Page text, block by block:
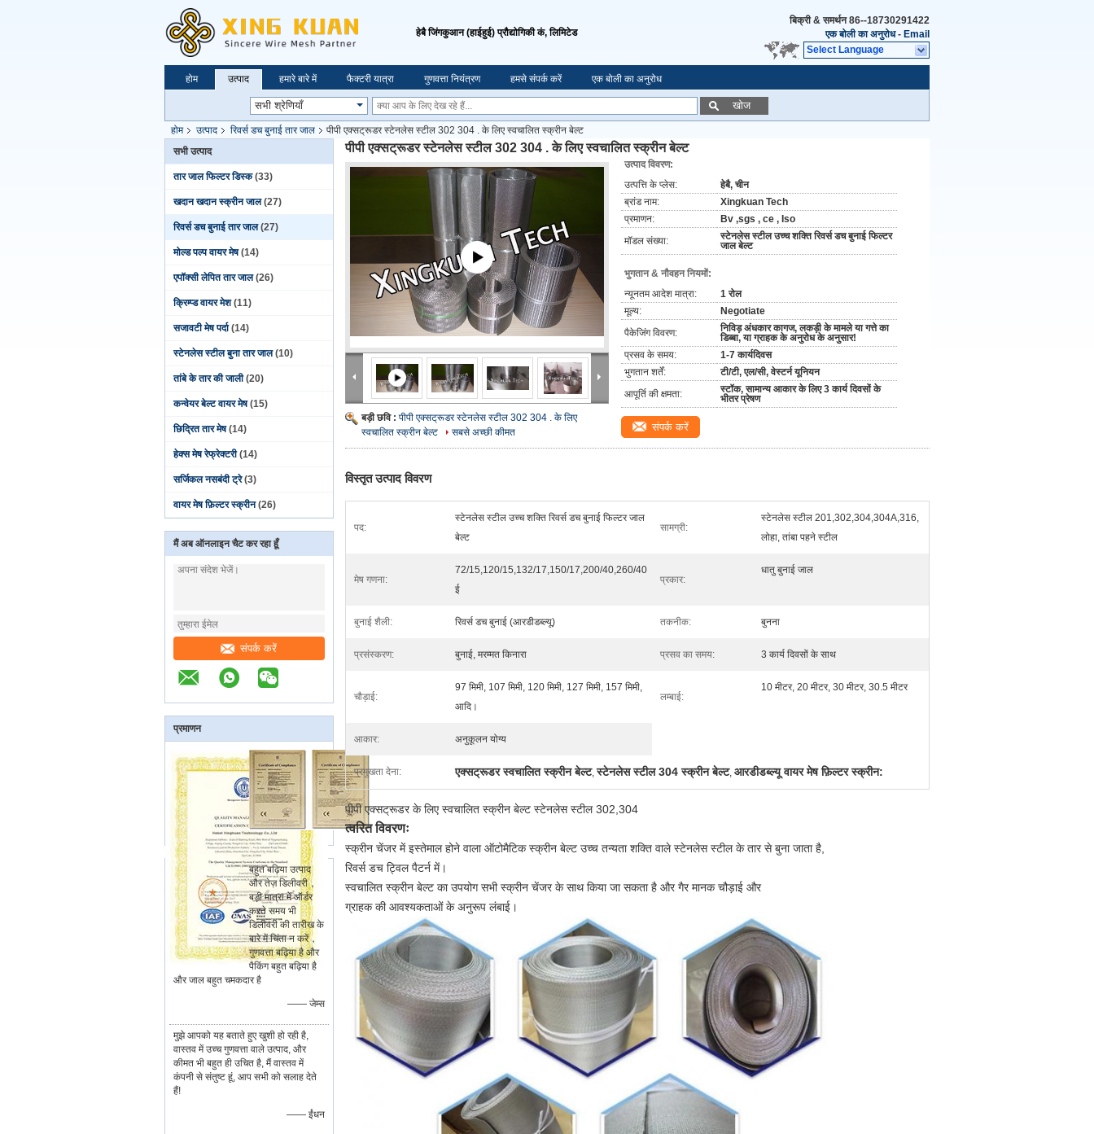
हेबै जिंगकुआन (हाईहुई) प्रौद्योगिकी कं, लिमिटेड
बिक्री & समर्थन86--18730291422
एक बोली का अनुरोध- Email
Select Language
होम उत्पाद हमारे बारे में फैक्टरी यात्रा गुणवत्ता नियंत्रण हमसे संपर्क करें एक बोली का अनुरोध
खोज
होम उत्पाद रिवर्स डच बुनाई तार जाल
पीपी एक्सट्रूडर स्टेनलेस स्टील 302 304 . के लिए स्वचालित स्क्रीन बेल्ट
सभी उत्पाद
तार जाल फिल्टर डिस्क (33)
खदान खदान स्क्रीन जाल (27)
रिवर्स डच बुनाई तार जाल (27)
मोल्ड पल्प वायर मेष (14)
एपॉक्सी लेपित तार जाल (26)
क्रिम्प्ड वायर मेश (11)
सजावटी मेष पर्दा (14)
स्टेनलेस स्टील बुना तार जाल (10)
तांबे के तार की जाली (20)
कन्वेयर बेल्ट वायर मेष (15)
छिद्रित तार मेष (14)
हेक्स मेष रेफ्रेक्टरी (14)
सर्जिकल नसबंदी ट्रे (3)
वायर मेष फ़िल्टर स्क्रीन (26)
मैं अब ऑनलाइन चैट कर रहा हूँ
संपर्क करें
प्रमाणन
बहुत बढ़िया उत्पाद
और तेज़ डिलीवरी，
बड़ी मात्रा में ऑर्डर
करते समय भी
डिलीवरी की तारीख के
बारे में चिंता न करें，
गुणवत्ता बढ़िया है और
पैकिंग बहुत बढ़िया है
और जाल बहुत चमकदार है
—— जेम्स
मुझे आपको यह बताते हुए खुशी हो रही है,
वास्तव में उच्च गुणवत्ता वाले उत्पाद, और
कीमत भी बहुत ही उचित है, मैं वास्तव में
कंपनी से संतुष्ट हूं, आप सभी को सलाह देते
हैं!
—— ईंधन
पीपी एक्सट्रूडर स्टेनलेस स्टील 302 304 . के लिए स्वचालित स्क्रीन बेल्ट
बड़ी छवि : पीपी एक्सट्रूडर स्टेनलेस स्टील 302 304 . के लिए
स्वचालित स्क्रीन बेल्ट
सबसे अच्छी कीमत
उत्पाद विवरण:
उत्पत्ति के प्लेस:
हेबै, चीन
ब्रांड नाम:
Xingkuan Tech
प्रमाणन:
Bv ,sgs , ce , Iso
मॉडल संख्या:
स्टेनलेस स्टील उच्च शक्ति रिवर्स डच बुनाई फिल्टर
जाल बेल्ट
भुगतान & नौवहन नियमों:
न्यूनतम आदेश मात्रा:
1 रोल
मूल्य:
Negotiate
पैकेजिंग विवरण:
निविड़ अंधकार कागज, लकड़ी के मामले या गत्ते का
डिब्बा, या ग्राहक के अनुरोध के अनुसार!
प्रसव के समय:
1-7 कार्यदिवस
भुगतान शर्तें:
टी/टी, एल/सी, वेस्टर्न यूनियन
आपूर्ति की क्षमता:
स्टॉक, सामान्य आकार के लिए 3 कार्य दिवसों के
भीतर प्रेषण
संपर्क करें
विस्तृत उत्पाद विवरण
पद:
स्टेनलेस स्टील उच्च शक्ति रिवर्स डच बुनाई फिल्टर जाल
बेल्ट
सामग्री:
स्टेनलेस स्टील 201,302,304,304A,316,
लोहा, तांबा पहने स्टील
मेष गणना:
72/15,120/15,132/17,150/17,200/40,260/40
ई
प्रकार:
धातु बुनाई जाल
बुनाई शैली: रिवर्स डच बुनाई (आरडीडब्ल्यू) तकनीक: बुनना
प्रसंस्करण: बुनाई, मरम्मत किनारा प्रसव का समय: 3 कार्य दिवसों के साथ
चौड़ाई:
97 मिमी, 107 मिमी, 120 मिमी, 127 मिमी, 157 मिमी,
आदि।
लम्बाई:
10 मीटर, 20 मीटर, 30 मीटर, 30.5 मीटर
आकार: अनुकूलन योग्य
प्रमुखता देना: एक्सट्रूडर स्वचालित स्क्रीन बेल्ट,स्टेनलेस स्टील 304 स्क्रीन बेल्ट, आरडीडब्ल्यू वायर मेष फ़िल्टर स्क्रीन:
पीपी एक्सट्रूडर के लिए स्वचालित स्क्रीन बेल्ट स्टेनलेस स्टील 302,304
त्वरित विवरणः
स्क्रीन चेंजर में इस्तेमाल होने वाला ऑटोमैटिक स्क्रीन बेल्ट उच्च तन्यता शक्ति वाले स्टेनलेस स्टील के तार से बुना जाता है,
रिवर्स डच ट्विल पैटर्न में।
स्वचालित स्क्रीन बेल्ट का उपयोग सभी स्क्रीन चेंजर के साथ किया जा सकता है और गैर मानक चौड़ाई और
ग्राहक की आवश्यकताओं के अनुरूप लंबाई।